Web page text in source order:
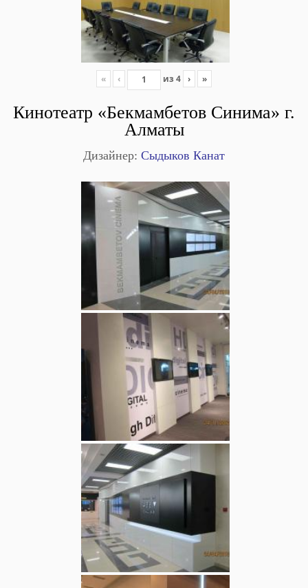
« ‹ из 4 › »
Кинотеатр «Бекмамбетов Синима» г.
Алматы
Дизайнер: Сыдыков Канат